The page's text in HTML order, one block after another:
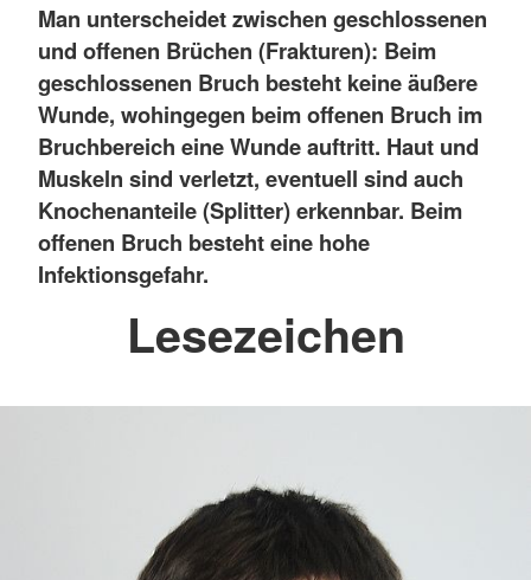
Man unterscheidet zwischen geschlossenen
und offenen Brüchen (Frakturen): Beim
geschlossenen Bruch besteht keine äußere
Wunde, wohingegen beim offenen Bruch im
Bruchbereich eine Wunde auftritt. Haut und
Muskeln sind verletzt, eventuell sind auch
Knochenanteile (Splitter) erkennbar. Beim
offenen Bruch besteht eine hohe
Infektionsgefahr.
Lesezeichen